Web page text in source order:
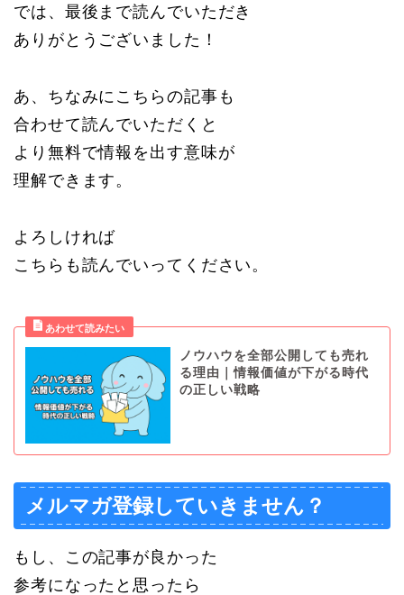
では、最後まで読んでいただき
ありがとうございました！
あ、ちなみにこちらの記事も
合わせて読んでいただくと
より無料で情報を出す意味が
理解できます。
よろしければ
こちらも読んでいってください。
ノウハウを全部公開しても売れ
る理由｜情報価値が下がる時代
の正しい戦略
メルマガ登録していきません？
もし、この記事が良かった
参考になったと思ったら